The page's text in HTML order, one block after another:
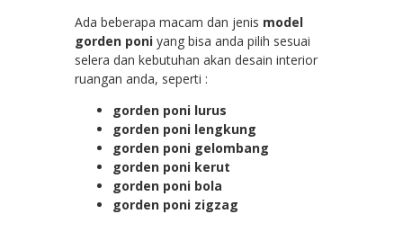
Ada beberapa macam dan jenis model
gorden poni yang bisa anda pilih sesuai
selera dan kebutuhan akan desain interior
ruangan anda, seperti :
gorden poni lurus
gorden poni lengkung
gorden poni gelombang
gorden poni kerut
gorden poni bola
gorden poni zigzag